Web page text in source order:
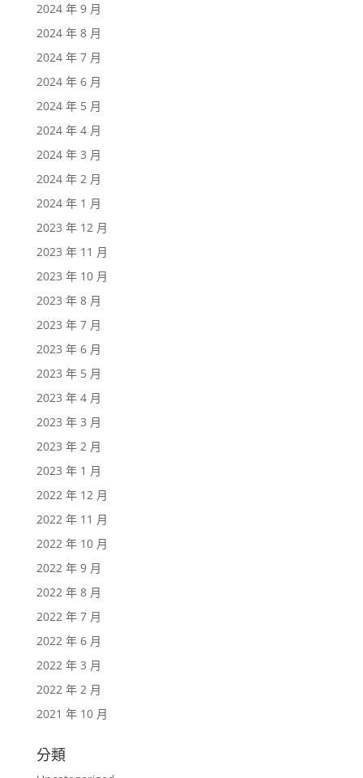
2024 年 9 月
2024 年 8 月
2024 年 7 月
2024 年 6 月
2024 年 5 月
2024 年 4 月
2024 年 3 月
2024 年 2 月
2024 年 1 月
2023 年 12 月
2023 年 11 月
2023 年 10 月
2023 年 8 月
2023 年 7 月
2023 年 6 月
2023 年 5 月
2023 年 4 月
2023 年 3 月
2023 年 2 月
2023 年 1 月
2022 年 12 月
2022 年 11 月
2022 年 10 月
2022 年 9 月
2022 年 8 月
2022 年 7 月
2022 年 6 月
2022 年 3 月
2022 年 2 月
2021 年 10 月
分類